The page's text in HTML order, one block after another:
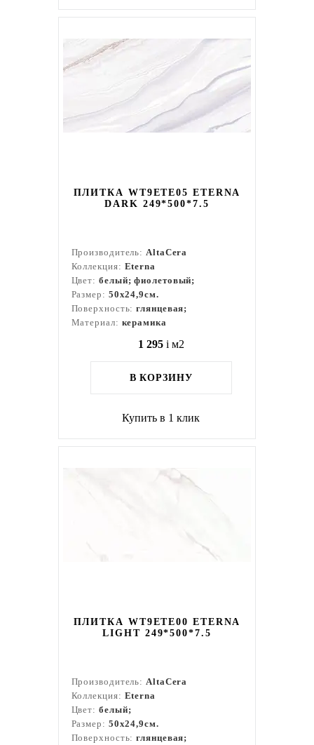
ПЛИТКА WT9ETE05 ETERNA
DARK 249*500*7.5
Производитель:AltaCera
Коллекция: Eterna
Цвет: белый; фиолетовый;
Размер: 50x24,9см.
Поверхность:глянцевая;
Материал: керамика
1 295 i м2
В КОРЗИНУ
Купить в 1 клик
ПЛИТКА WT9ETE00 ETERNA
LIGHT 249*500*7.5
Производитель:AltaCera
Коллекция: Eterna
Цвет: белый;
Размер: 50x24,9см.
Поверхность:глянцевая;